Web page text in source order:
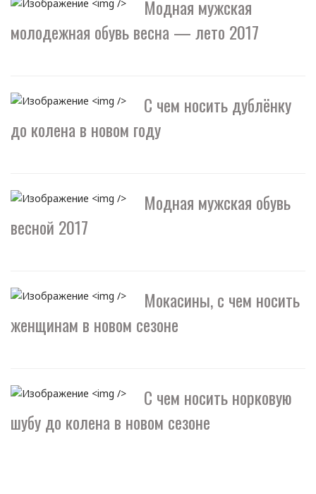
Модная мужская
молодежная обувь весна — лето 2017
С чем носить дублёнку
до колена в новом году
Модная мужская обувь
весной 2017
Мокасины, с чем носить
женщинам в новом сезоне
С чем носить норковую
шубу до колена в новом сезоне